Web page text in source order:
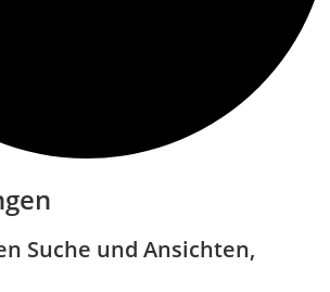
Suche und Ansichten,